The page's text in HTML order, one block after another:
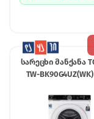
სარეცხი მანქანა
TW-